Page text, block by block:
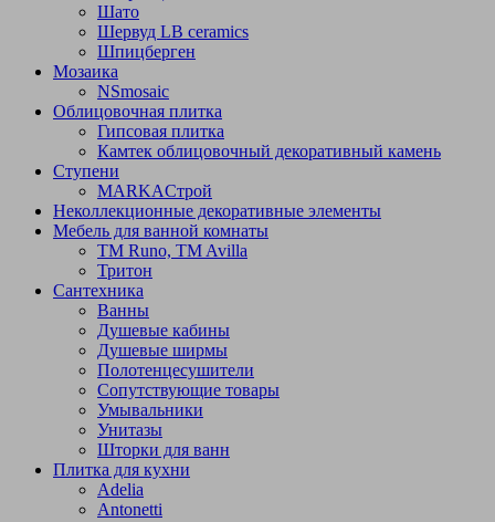
Шато
Шервуд LB ceramics
Шпицберген
Мозаика
NSmosaic
Облицовочная плитка
Гипсовая плитка
Камтек облицовочный декоративный камень
Ступени
МARKAСтрой
Неколлекционные декоративные элементы
Мебель для ванной комнаты
TM Runo, TM Avilla
Тритон
Сантехника
Ванны
Душевые кабины
Душевые ширмы
Полотенцесушители
Сопутствующие товары
Умывальники
Унитазы
Шторки для ванн
Плитка для кухни
Adelia
Antonetti